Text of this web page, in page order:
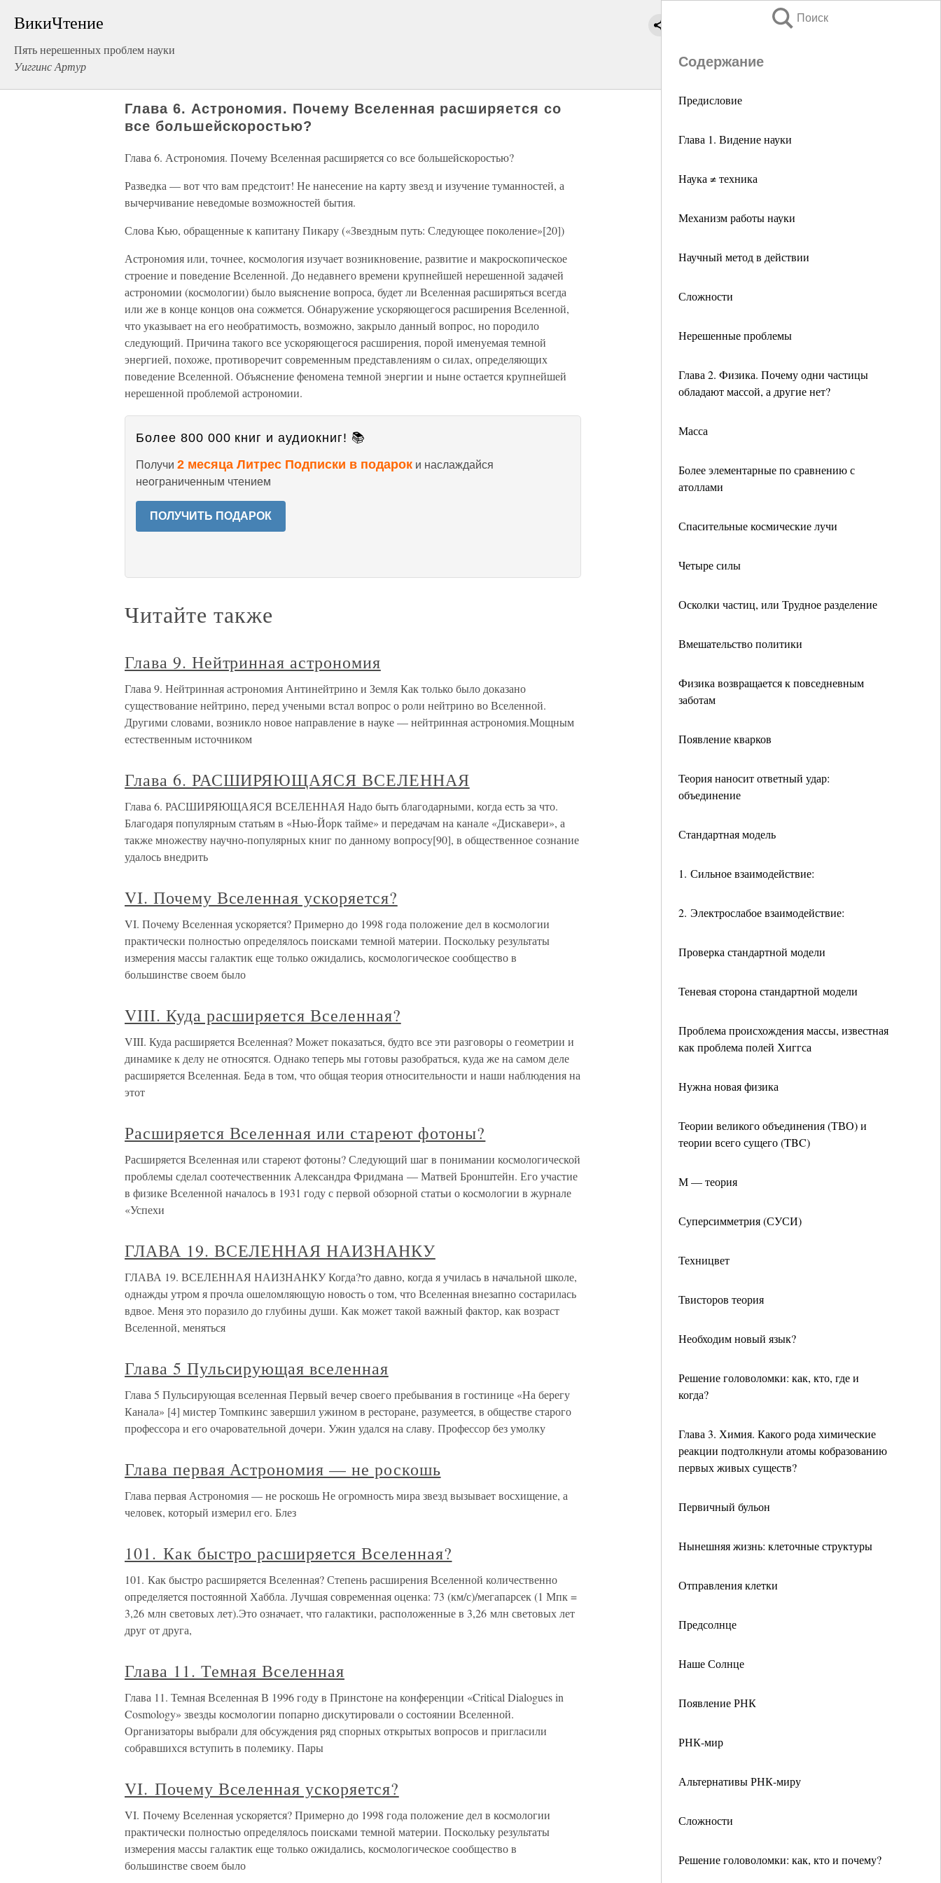
ВикиЧтение
Пять нерешенных проблем науки
Уиггинс Артур
Поиск
Содержание
Предисловие
Глава 1. Видение науки
Наука ≠ техника
Механизм работы науки
Научный метод в действии
Сложности
Нерешенные проблемы
Глава 2. Физика. Почему одни частицы
обладают массой, а другие нет?
Масса
Более элементарные по сравнению с
атоллами
Спасительные космические лучи
Четыре силы
Осколки частиц, или Трудное разделение
Вмешательство политики
Физика возвращается к повседневным
заботам
Появление кварков
Теория наносит ответный удар:
объединение
Стандартная модель
1. Сильное взаимодействие:
2. Электрослабое взаимодействие:
Проверка стандартной модели
Теневая сторона стандартной модели
Проблема происхождения массы, известная
как проблема полей Хиггса
Нужна новая физика
Теории великого объединения (ТВО) и
теории всего сущего (TBC)
М — теория
Суперсимметрия (СУСИ)
Техницвет
Твисторов теория
Необходим новый язык?
Решение головоломки: как, кто, где и
когда?
Глава 3. Химия. Какого рода химические
реакции подтолкнули атомы кобразованию
первых живых существ?
Первичный бульон
Нынешняя жизнь: клеточные структуры
Отправления клетки
Предсолнце
Наше Солнце
Появление РНК
РНК-мир
Альтернативы РНК-миру
Сложности
Решение головоломки: как, кто и почему?
Глава 6. Астрономия. Почему Вселенная расширяется со
все большейскоростью?
Глава 6. Астрономия. Почему Вселенная расширяется со все большейскоростью?
Разведка — вот что вам предстоит! Не нанесение на карту звезд и изучение туманностей, а
вычерчивание неведомые возможностей бытия.
Слова Кью, обращенные к капитану Пикару («Звездным путь: Следующее поколение»[20])
Астрономия или, точнее, космология изучает возникновение, развитие и макроскопическое
строение и поведение Вселенной. До недавнего времени крупнейшей нерешенной задачей
астрономии (космологии) было выяснение вопроса, будет ли Вселенная расширяться всегда
или же в конце концов она сожмется. Обнаружение ускоряющегося расширения Вселенной,
что указывает на его необратимость, возможно, закрыло данный вопрос, но породило
следующий. Причина такого все ускоряющегося расширения, порой именуемая темной
энергией, похоже, противоречит современным представлениям о силах, определяющих
поведение Вселенной. Объяснение феномена темной энергии и ныне остается крупнейшей
нерешенной проблемой астрономии.
Более 800 000 книг и аудиокниг! 📚
Получи 2 месяца Литрес Подписки в подарок и наслаждайся
неограниченным чтением
ПОЛУЧИТЬ ПОДАРОК
Читайте также
Глава 9. Нейтринная астрономия
Глава 9. Нейтринная астрономия Антинейтрино и Земля Как только было доказано
существование нейтрино, перед учеными встал вопрос о роли нейтрино во Вселенной.
Другими словами, возникло новое направление в науке — нейтринная астрономия.Мощным
естественным источником
Глава 6. РАСШИРЯЮЩАЯСЯ ВСЕЛЕННАЯ
Глава 6. РАСШИРЯЮЩАЯСЯ ВСЕЛЕННАЯ Надо быть благодарными, когда есть за что.
Благодаря популярным статьям в «Нью-Йорк тайме» и передачам на канале «Дискавери», а
также множеству научно-популярных книг по данному вопросу[90], в общественное сознание
удалось внедрить
VI. Почему Вселенная ускоряется?
VI. Почему Вселенная ускоряется? Примерно до 1998 года положение дел в космологии
практически полностью определялось поисками темной материи. Поскольку результаты
измерения массы галактик еще только ожидались, космологическое сообщество в
большинстве своем было
VIII. Куда расширяется Вселенная?
VIII. Куда расширяется Вселенная? Может показаться, будто все эти разговоры о геометрии и
динамике к делу не относятся. Однако теперь мы готовы разобраться, куда же на самом деле
расширяется Вселенная. Беда в том, что общая теория относительности и наши наблюдения на
этот
Расширяется Вселенная или стареют фотоны?
Расширяется Вселенная или стареют фотоны? Следующий шаг в понимании космологической
проблемы сделал соотечественник Александра Фридмана — Матвей Бронштейн. Его участие
в физике Вселенной началось в 1931 году с первой обзорной статьи о космологии в журнале
«Успехи
ГЛАВА 19. ВСЕЛЕННАЯ НАИЗНАНКУ
ГЛАВА 19. ВСЕЛЕННАЯ НАИЗНАНКУ Когда?то давно, когда я училась в начальной школе,
однажды утром я прочла ошеломляющую новость о том, что Вселенная внезапно состарилась
вдвое. Меня это поразило до глубины души. Как может такой важный фактор, как возраст
Вселенной, меняться
Глава 5 Пульсирующая вселенная
Глава 5 Пульсирующая вселенная Первый вечер своего пребывания в гостинице «На берегу
Канала» [4] мистер Томпкинс завершил ужином в ресторане, разумеется, в обществе старого
профессора и его очаровательной дочери. Ужин удался на славу. Профессор без умолку
Глава первая Астрономия — не роскошь
Глава первая Астрономия — не роскошь Не огромность мира звезд вызывает восхищение, а
человек, который измерил его. Блез
101. Как быстро расширяется Вселенная?
101. Как быстро расширяется Вселенная? Степень расширения Вселенной количественно
определяется постоянной Хаббла. Лучшая современная оценка: 73 (км/с)/мегапарсек (1 Мпк =
3,26 млн световых лет).Это означает, что галактики, расположенные в 3,26 млн световых лет
друг от друга,
Глава 11. Темная Вселенная
Глава 11. Темная Вселенная В 1996 году в Принстоне на конференции «Critical Dialogues in
Cosmology» звезды космологии попарно дискутировали о состоянии Вселенной.
Организаторы выбрали для обсуждения ряд спорных открытых вопросов и пригласили
собравшихся вступить в полемику. Пары
VI. Почему Вселенная ускоряется?
VI. Почему Вселенная ускоряется? Примерно до 1998 года положение дел в космологии
практически полностью определялось поисками темной материи. Поскольку результаты
измерения массы галактик еще только ожидались, космологическое сообщество в
большинстве своем было